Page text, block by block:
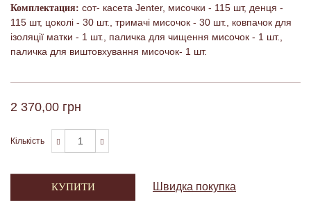
Комплектация: сот- касета Jenter, мисочки - 115 шт, денця -
115 шт, цоколі - 30 шт., тримачі мисочок - 30 шт., ковпачок для
ізоляції матки - 1 шт., паличка для чищення мисочок - 1 шт.,
паличка для виштовхування мисочок- 1 шт.
2 370,00 грн
Кількість
КУПИТИ Швидка покупка